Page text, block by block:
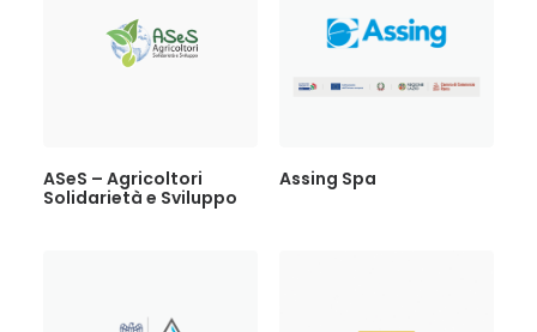
ASeS – Agricoltori
Solidarietà e Sviluppo
Assing Spa